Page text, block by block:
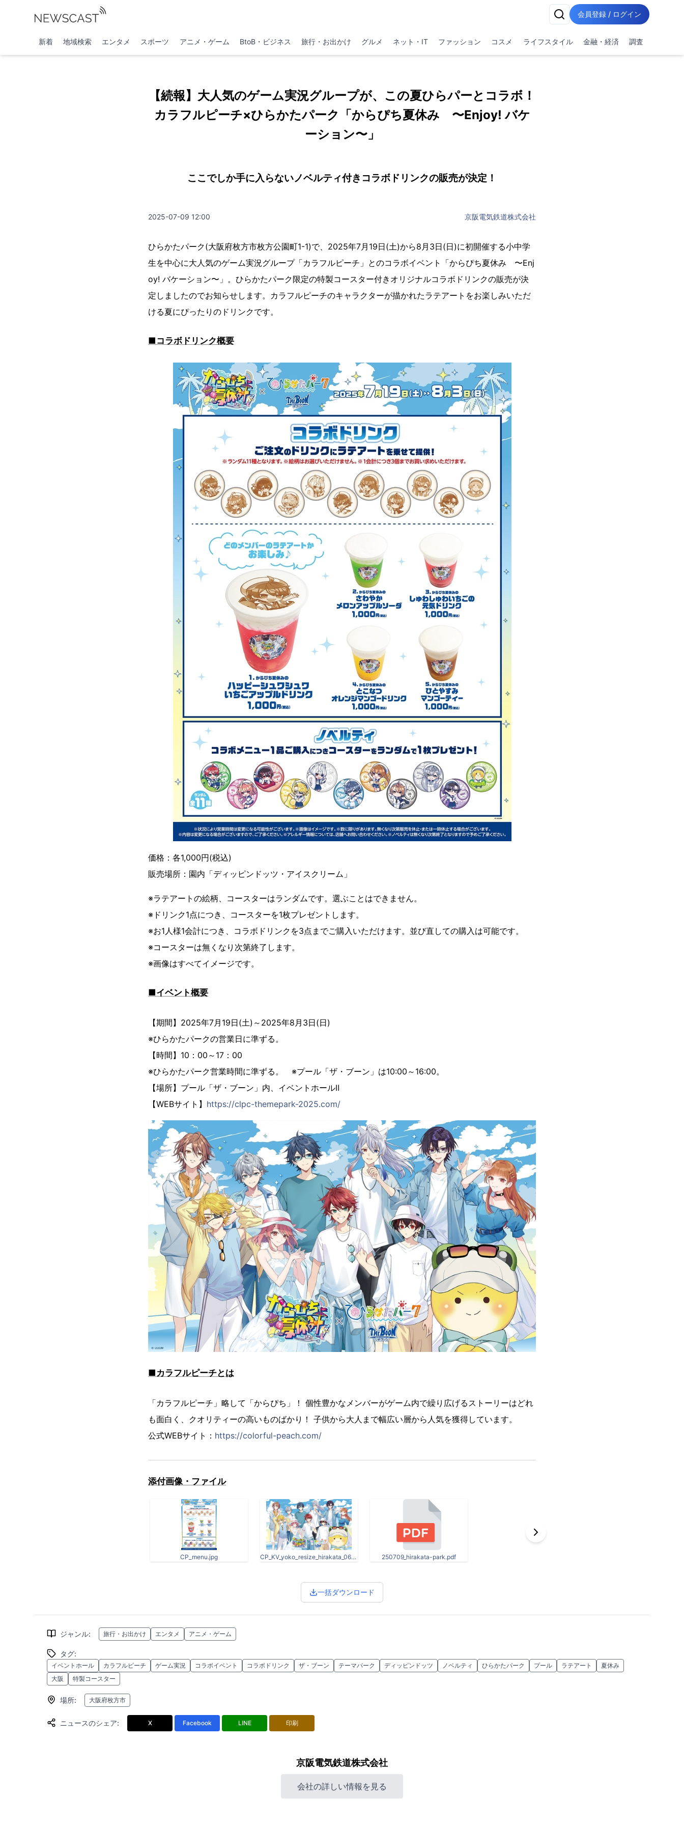
会員登録 / ログイン
新着 地域検索 エンタメ スポーツ アニメ・ゲーム BtoB・ビジネス 旅行・お出かけ グルメ ネット・IT ファッション コスメ ライフスタイル 金融・経済 調査
【続報】大人気のゲーム実況グループが、この夏ひらパーとコラボ！
カラフルピーチ×ひらかたパーク「からぴち夏休み 〜Enjoy! バケ
ーション〜」
ここでしか手に入らないノベルティ付きコラボドリンクの販売が決定！
2025-07-09 12:00 京阪電気鉄道株式会社
ひらかたパーク(大阪府枚方市枚方公園町1-1)で、2025年7月19日(土)から8月3日(日)に初開催する小中学
生を中心に大人気のゲーム実況グループ「カラフルピーチ」とのコラボイベント「からぴち夏休み 〜Enj
oy! バケーション〜」。ひらかたパーク限定の特製コースター付きオリジナルコラボドリンクの販売が決
定しましたのでお知らせします。カラフルピーチのキャラクターが描かれたラテアートをお楽しみいただ
ける夏にぴったりのドリンクです。
■コラボドリンク概要
価格：各1,000円(税込)
販売場所：園内「ディッピンドッツ・アイスクリーム」
※ラテアートの絵柄、コースターはランダムです。選ぶことはできません。
※ドリンク1点につき、コースターを1枚プレゼントします。
※お1人様1会計につき、コラボドリンクを3点までご購入いただけます。並び直しての購入は可能です。
※コースターは無くなり次第終了します。
※画像はすべてイメージです。
■イベント概要
【期間】2025年7月19日(土)～2025年8月3日(日)
※ひらかたパークの営業日に準ずる。
【時間】10：00～17：00
※ひらかたパーク営業時間に準ずる。 ※プール「ザ・ブーン」は10:00～16:00。
【場所】プール「ザ・ブーン」内、イベントホールⅡ
【WEBサイト】 https://clpc-themepark-2025.com/
■カラフルピーチとは
「カラフルピーチ」略して「からぴち」！ 個性豊かなメンバーがゲーム内で繰り広げるストーリーはどれ
も面白く、クオリティーの高いものばかり！ 子供から大人まで幅広い層から人気を獲得しています。
公式WEBサイト： https://colorful-peach.com/
添付画像・ファイル
CP_menu.jpg CP_KV_yoko_resize_hirakata_0605.jpg 250709_hirakata-park.pdf
一括ダウンロード
ジャンル: 旅行・お出かけ エンタメ アニメ・ゲーム
タグ:
イベントホール カラフルピーチ ゲーム実況 コラボイベント コラボドリンク ザ・ブーン テーマパーク ディッピンドッツ ノベルティ ひらかたパーク プール ラテアート
夏休み
大阪
特製コースター
場所: 大阪府枚方市
ニュースのシェア: X Facebook LINE 印刷
京阪電気鉄道株式会社
会社の詳しい情報を見る